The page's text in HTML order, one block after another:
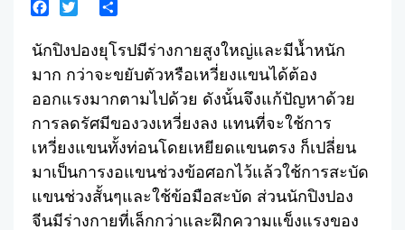
นักปิงปองยุโรปมีร่างกายสูงใหญ่และมีน้ำหนัก
มาก กว่าจะขยับตัวหรือเหวี่ยงแขนได้ต้อง
ออกแรงมากตามไปด้วย ดังนั้นจึงแก้ปัญหาด้วย
การลดรัศมีของวงเหวี่ยงลง แทนที่จะใช้การ
เหวี่ยงแขนทั้งท่อนโดยเหยียดแขนตรง ก็เปลี่ยน
มาเป็นการงอแขนช่วงข้อศอกไว้แล้วใช้การสะบัด
แขนช่วงสั้นๆและใช้ข้อมือสะบัด ส่วนนักปิงปอง
จีนมีร่างกายที่เล็กกว่าและฝึกความแข็งแรงของ